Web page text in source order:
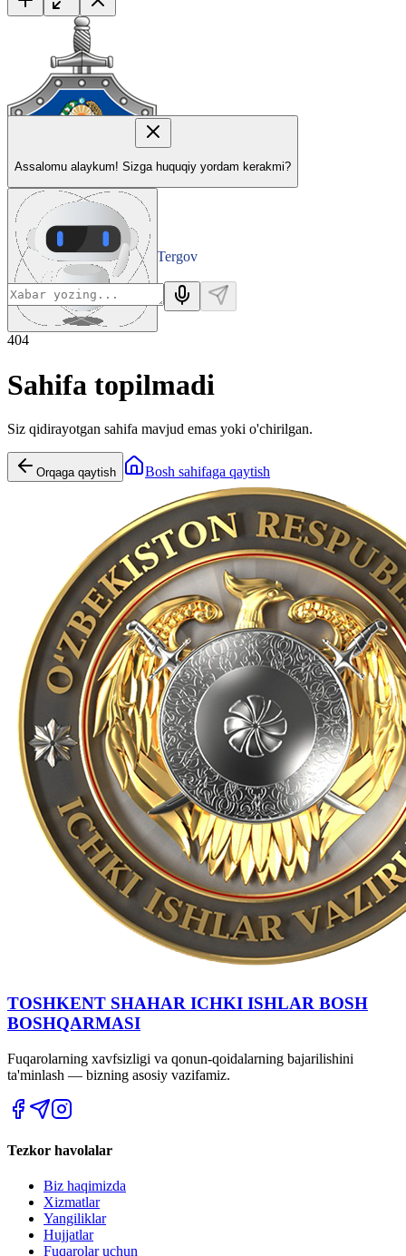
Tergov
Departamenti
Assalomu alaykum! Sizga huquqiy yordam kerakmi?
404
Sahifa topilmadi
Siz qidirayotgan sahifa mavjud emas yoki o'chirilgan.
Orqaga qaytish Bosh sahifaga qaytish
TOSHKENT SHAHAR IСHKI ISHLAR BOSH
BOSHQARMASI
Fuqarolarning xavfsizligi va qonun-qoidalarning bajarilishini
ta'minlash — bizning asosiy vazifamiz.
Tezkor havolalar
Biz haqimizda
Xizmatlar
Yangiliklar
Hujjatlar
Fuqarolar uchun